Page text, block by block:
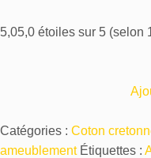
5,05,0 étoiles sur 5 (selon
Catégories : Coton
ameublement Étiquettes :